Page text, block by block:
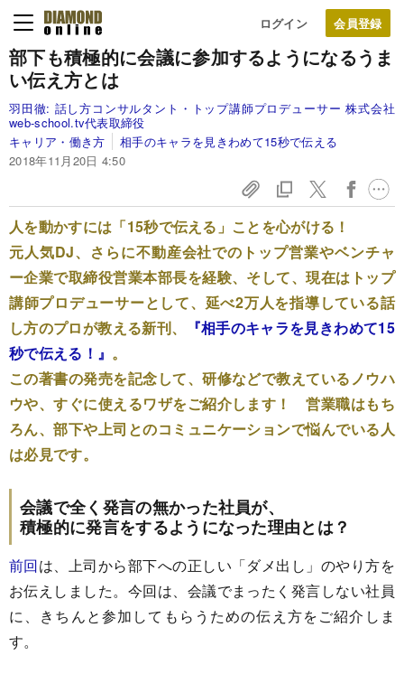
ログイン
部下も積極的に会議に参加するようになるうま
い伝え方とは
羽田徹: 話し方コンサルタント・トップ講師プロデューサー 株式会社
web-school.tv代表取締役
キャリア・働き方
相手のキャラを見きわめて15秒で伝える
2018年11月20日 4:50
人を動かすには「15秒で伝える」ことを心がける！
元人気DJ、さらに不動産会社でのトップ営業やベンチャ
ー企業で取締役営業本部長を経験、そして、現在はトップ
講師プロデューサーとして、延べ2万人を指導している話
し方のプロが教える新刊、
『相手のキャラを見きわめて15
秒で伝える！』 。
この著書の発売を記念して、研修などで教えているノウハ
ウや、すぐに使えるワザをご紹介します！ 営業職はもち
ろん、部下や上司とのコミュニケーションで悩んでいる人
は必見です。
会議で全く発言の無かった社員が、
積極的に発言をするようになった理由とは？
前回は、上司から部下への正しい「ダメ出し」のやり方を
お伝えしました。今回は、会議でまったく発言しない社員
に、きちんと参加してもらうための伝え方をご紹介しま
す。